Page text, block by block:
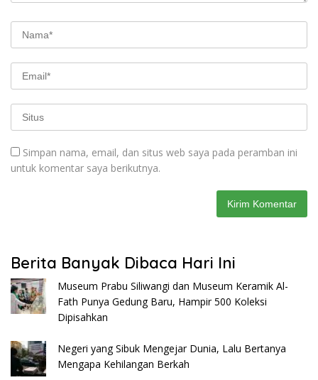
Simpan nama, email, dan situs web saya pada peramban ini
untuk komentar saya berikutnya.
Berita Banyak Dibaca Hari Ini
Museum Prabu Siliwangi dan Museum Keramik Al-
Fath Punya Gedung Baru, Hampir 500 Koleksi
Dipisahkan
Negeri yang Sibuk Mengejar Dunia, Lalu Bertanya
Mengapa Kehilangan Berkah